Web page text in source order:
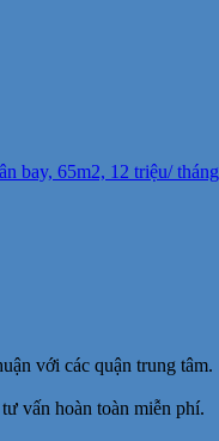
bay, 65m2, 12 triệu/ tháng
với các quận trung tâm.
vấn hoàn toàn miễn phí.